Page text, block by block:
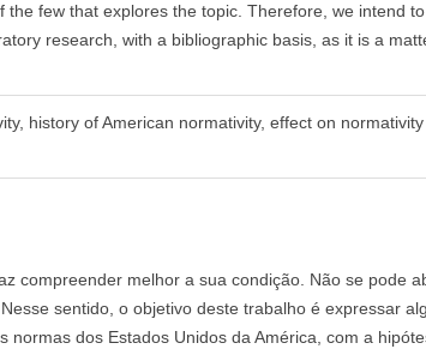
few that explores the topic. Therefore, we intend to
research, with a bibliographic basis, as it is a
history of American normativity, effect on normativity
compreender melhor a sua condição. Não se pode
sentido, o objetivo deste trabalho é expressar
dos Estados Unidos da América, com a